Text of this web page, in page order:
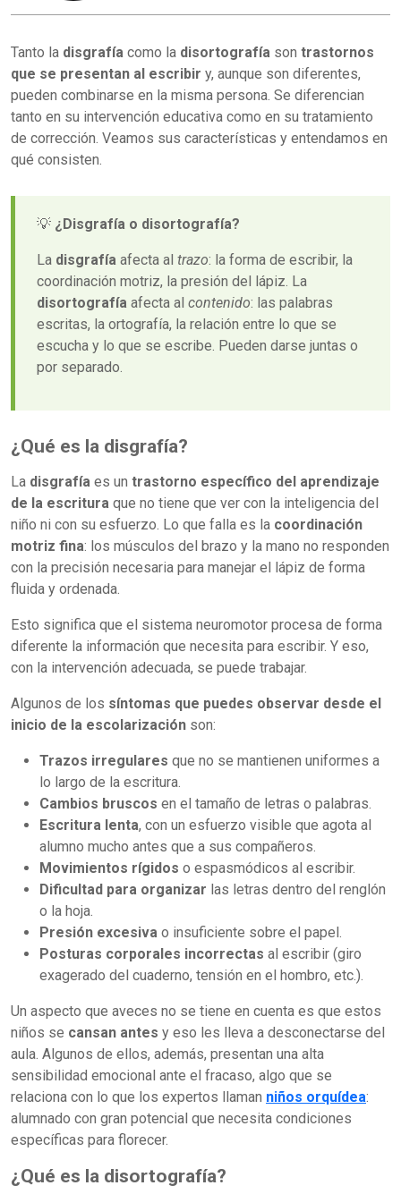
Tanto la disgrafía como la disortografía son trastornos
que se presentan al escribir y, aunque son diferentes,
pueden combinarse en la misma persona. Se diferencian
tanto en su intervención educativa como en su tratamiento
de corrección. Veamos sus características y entendamos en
qué consisten.
💡 ¿Disgrafía o disortografía?
La disgrafía afecta al trazo: la forma de escribir, la
coordinación motriz, la presión del lápiz. La
disortografía afecta al contenido: las palabras
escritas, la ortografía, la relación entre lo que se
escucha y lo que se escribe. Pueden darse juntas o
por separado.
¿Qué es la disgrafía?
La disgrafía es un trastorno específico del aprendizaje
de la escritura que no tiene que ver con la inteligencia del
niño ni con su esfuerzo. Lo que falla es la coordinación
motriz fina: los músculos del brazo y la mano no responden
con la precisión necesaria para manejar el lápiz de forma
fluida y ordenada.
Esto significa que el sistema neuromotor procesa de forma
diferente la información que necesita para escribir. Y eso,
con la intervención adecuada, se puede trabajar.
Algunos de los síntomas que puedes observar desde el
inicio de la escolarización son:
Trazos irregulares que no se mantienen uniformes a
lo largo de la escritura.
Cambios bruscos en el tamaño de letras o palabras.
Escritura lenta, con un esfuerzo visible que agota al
alumno mucho antes que a sus compañeros.
Movimientos rígidos o espasmódicos al escribir.
Dificultad para organizar las letras dentro del renglón
o la hoja.
Presión excesiva o insuficiente sobre el papel.
Posturas corporales incorrectas al escribir (giro
exagerado del cuaderno, tensión en el hombro, etc.).
Un aspecto que aveces no se tiene en cuenta es que estos
niños se cansan antes y eso les lleva a desconectarse del
aula. Algunos de ellos, además, presentan una alta
sensibilidad emocional ante el fracaso, algo que se
relaciona con lo que los expertos llaman niños orquídea:
alumnado con gran potencial que necesita condiciones
específicas para florecer.
¿Qué es la disortografía?